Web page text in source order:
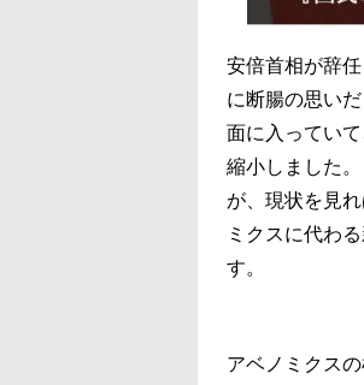
安倍首相が辞
に断腸の思い
面に入ってい
縮小しました
が、現状を見
ミクスに代わ
す。
アベノミクス